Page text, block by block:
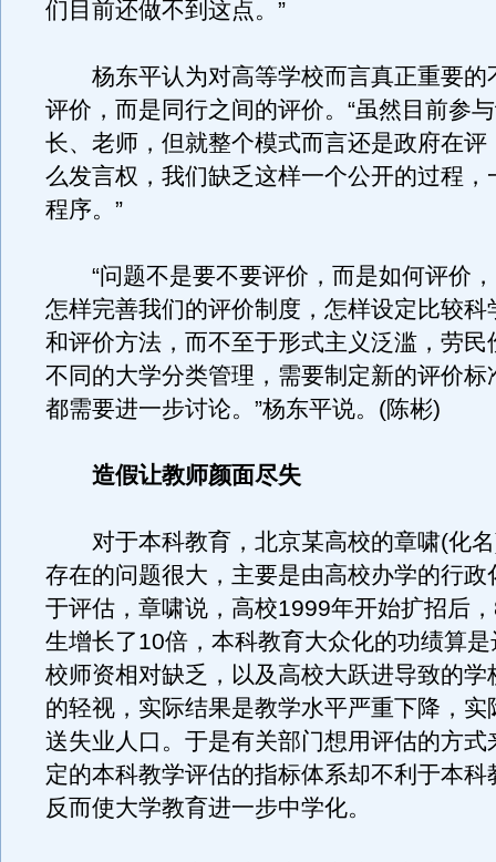
们目前还做不到这点。”
杨东平认为对高等学校而言真正重要的
评价，而是同行之间的评价。“虽然目前参
长、老师，但就整个模式而言还是政府在评
么发言权，我们缺乏这样一个公开的过程，
程序。”
“问题不是要不要评价，而是如何评价，
怎样完善我们的评价制度，怎样设定比较科
和评价方法，而不至于形式主义泛滥，劳民
不同的大学分类管理，需要制定新的评价标
都需要进一步讨论。”杨东平说。(陈彬)
造假让教师颜面尽失
对于本科教育，北京某高校的章啸(化名
存在的问题很大，主要是由高校办学的行政
于评估，章啸说，高校1999年开始扩招后
生增长了10倍，本科教育大众化的功绩算
校师资相对缺乏，以及高校大跃进导致的学
的轻视，实际结果是教学水平严重下降，实
送失业人口。于是有关部门想用评估的方式
定的本科教学评估的指标体系却不利于本科
反而使大学教育进一步中学化。